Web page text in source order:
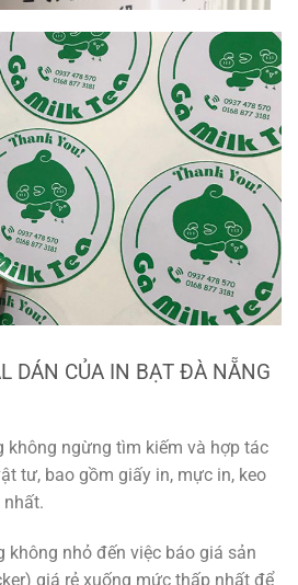
DÁN CỦA IN BẠT ĐÀ NẴNG
không ngừng tìm kiếm và hợp tác
tư, bao gồm giấy in, mực in, keo
nhỏ đến việc báo giá sản
giá rẻ xuống mức thấp nhất để